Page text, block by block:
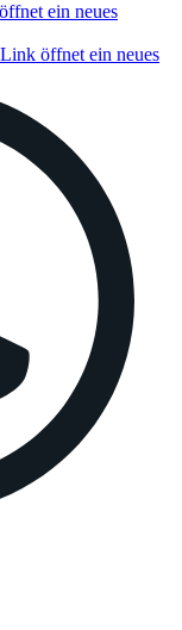
ein neues
öffnet ein neues